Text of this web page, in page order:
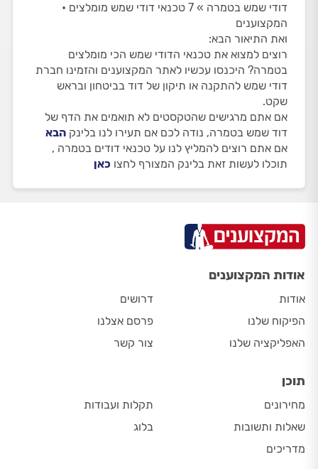
דודי שמש בטמרה » 7 טכנאי דודי שמש מומלצים •
המקצוענים
ואת התיאור הבא:
רוצים למצוא את טכנאי הדודי שמש הכי מומלצים
בטמרה? היכנסו עכשיו לאתר המקצוענים והזמינו חברת
דודי שמש להתקנה או תיקון של דוד בביטחון ובראש
שקט.
אם אתם מרגישים שהטקסטים לא תואמים את הדף של
דוד שמש בטמרה, נודה לכם אם תעירו לנו בלינק הבא
אם אתם רוצים להמליץ לנו על טכנאי דודים בטמרה ,
תוכלו לעשות זאת בלינק המצורף לחצו כאן
אודות המקצוענים
אודות
הפיקוח שלנו
האפליקציה שלנו
דרושים
פרסם אצלנו
צור קשר
תוכן
מחירונים
שאלות ותשובות
מדריכים
תקלות ועבודות
בלוג